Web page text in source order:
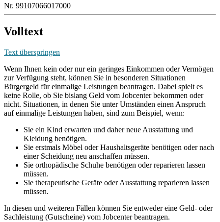
Nr. 99107066017000
Volltext
Text überspringen
Wenn Ihnen kein oder nur ein geringes Einkommen oder Vermögen
zur Verfügung steht, können Sie in besonderen Situationen
Bürgergeld für einmalige Leistungen beantragen. Dabei spielt es
keine Rolle, ob Sie bislang Geld vom Jobcenter bekommen oder
nicht. Situationen, in denen Sie unter Umständen einen Anspruch
auf einmalige Leistungen haben, sind zum Beispiel, wenn:
Sie ein Kind erwarten und daher neue Ausstattung und
Kleidung benötigen.
Sie erstmals Möbel oder Haushaltsgeräte benötigen oder nach
einer Scheidung neu anschaffen müssen.
Sie orthopädische Schuhe benötigen oder reparieren lassen
müssen.
Sie therapeutische Geräte oder Ausstattung reparieren lassen
müssen.
In diesen und weiteren Fällen können Sie entweder eine Geld- oder
Sachleistung (Gutscheine) vom Jobcenter beantragen.